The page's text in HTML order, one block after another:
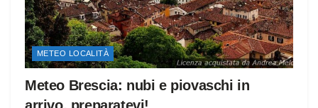
METEO LOCALITÀ
Meteo Brescia: nubi e piovaschi in